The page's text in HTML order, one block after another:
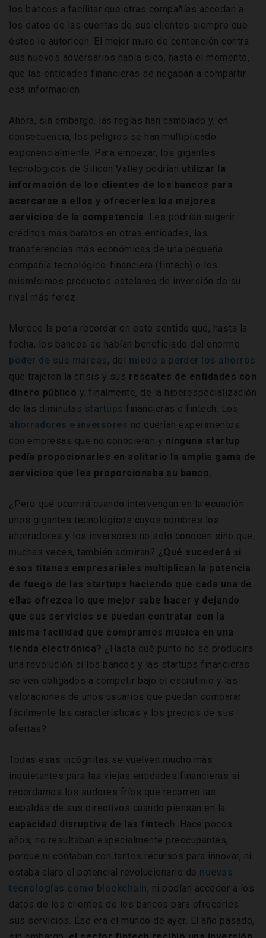
los bancos a facilitar que otras compañías accedan a
los datos de las cuentas de sus clientes siempre que
éstos lo autoricen. El mejor muro de contención contra
sus nuevos adversarios había sido, hasta el momento,
que las entidades financieras se negaban a compartir
esa información.
Ahora, sin embargo, las reglas han cambiado y, en
consecuencia, los peligros se han multiplicado
exponencialmente. Para empezar, los gigantes
tecnológicos de Silicon Valley podrían utilizar la
información de los clientes de los bancos para
acercarse a ellos y ofrecerles los mejores
servicios de la competencia. Les podrían sugerir
créditos más baratos en otras entidades, las
transferencias más económicas de una pequeña
compañía tecnológico-financiera (fintech) o los
mismísimos productos estelares de inversión de su
rival más feroz.
Merece la pena recordar en este sentido que, hasta la
fecha, los bancos se habían beneficiado del enorme
poder de sus marcas, del miedo a perder los ahorros
que trajeron la crisis y sus rescates de entidades con
dinero público y, finalmente, de la hiperespecialización
de las diminutas startups financieras o fintech. Los
ahorradores e inversores no querían experimentos
con empresas que no conocieran y ninguna startup
podía propocionarles en solitario la amplia gama de
servicios que les proporcionaba su banco.
¿Pero qué ocurrirá cuando intervengan en la ecuación
unos gigantes tecnológicos cuyos nombres los
ahorradores y los inversores no solo conocen sino que,
muchas veces, también admiran? ¿Qué sucederá si
esos titanes empresariales multiplican la potencia
de fuego de las startups haciendo que cada una de
ellas ofrezca lo que mejor sabe hacer y dejando
que sus servicios se puedan contratar con la
misma facilidad que compramos música en una
tienda electrónica? ¿Hasta qué punto no se producirá
una revolución si los bancos y las startups financieras
se ven obligados a competir bajo el escrutinio y las
valoraciones de unos usuarios que puedan comparar
fácilmente las características y los precios de sus
ofertas?
Todas esas incógnitas se vuelven mucho más
inquietantes para las viejas entidades financieras si
recordamos los sudores fríos que recorren las
espaldas de sus directivos cuando piensan en la
capacidad disruptiva de las fintech. Hace pocos
años, no resultaban especialmente preocupantes,
porque ni contaban con tantos recursos para innovar, ni
estaba claro el potencial revolucionario de nuevas
tecnologías como blockchain, ni podían acceder a los
datos de los clientes de los bancos para ofrecerles
sus servicios. Ése era el mundo de ayer. El año pasado,